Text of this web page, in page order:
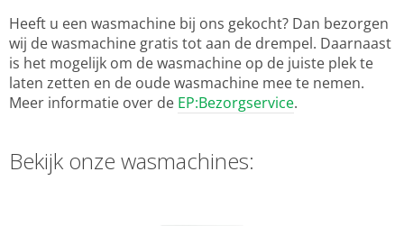
Heeft u een wasmachine bij ons gekocht? Dan bezorgen
wij de wasmachine gratis tot aan de drempel. Daarnaast
is het mogelijk om de wasmachine op de juiste plek te
laten zetten en de oude wasmachine mee te nemen.
Meer informatie over de EP:Bezorgservice.
Bekijk onze wasmachines: